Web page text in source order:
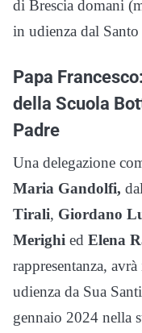
di Brescia domani
in udienza dal Santo
Papa
della Scuola
Padre
Una delegazione
Maria Gandolfi,
Tirali, Giordano
Merighi ed Elena
rappresentanza,
udienza da Sua
gennaio 2024 nella